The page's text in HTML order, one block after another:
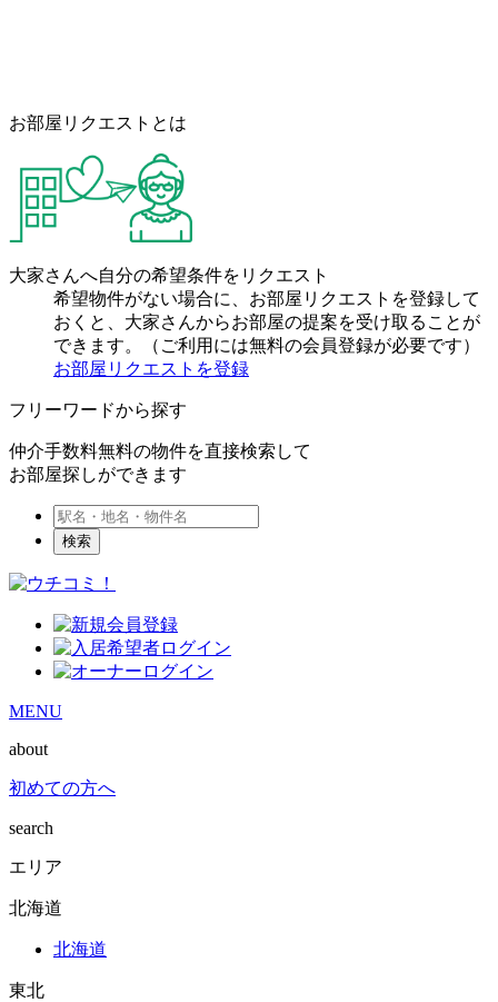
お部屋リクエストとは
大家さんへ自分の希望条件をリクエスト
希望物件がない場合に、お部屋リクエストを登録して
おくと、大家さんからお部屋の提案を受け取ることが
できます。（ご利用には無料の会員登録が必要です）
お部屋リクエストを登録
フリーワードから探す
仲介手数料無料の物件を直接検索して
お部屋探しができます
検索
MENU
about
初めての方へ
search
エリア
北海道
北海道
東北